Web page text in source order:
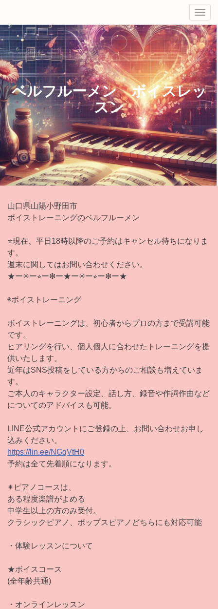
ベルフルーメン ボイスレッ
スン
山口県山陽小野田市
ボイストレーニングのベルフルーメン
⭐️現在、平日18時以降のご予約はキャンセル待ちになりま
す。
週末に関してはお問い合わせください。
★ー✳︎ー⭐︎ー❇︎ー★ー✳︎ー⭐︎ー❇︎ー★
◉ボイストレーニング
ボイストレーニングは、初心者からプロの方まで受講可能
です。
ヒアリングを行い、個人個人に合わせたトレーニングを提
供いたします。
近年はSNS投稿をしている方からのご相談も増えていま
す。
ご本人のキャラクター設定、話し方、録音や作詞作曲など
についてのアドバイスも可能。
LINE公式アカウントにご登録の上、お問い合わせお申し
込みください。
https://lin.ee/NGqVtH0
予約は全て先着順になります。
✴︎ピアノコースは、
ある程度楽譜がよめる
中学生以上の方のみ受付。
クラシックピアノ、ポップスピアノどちらにも対応可能
・体験レッスンについて
★ボイスコース
(全年齢共通)
・オンラインレッスン